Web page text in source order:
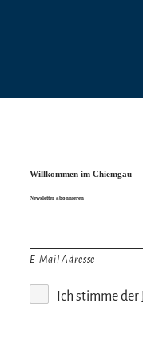
Willkommen im Chiemgau
Newsletter abonnieren
E-Mail Adresse
Ich stimme der